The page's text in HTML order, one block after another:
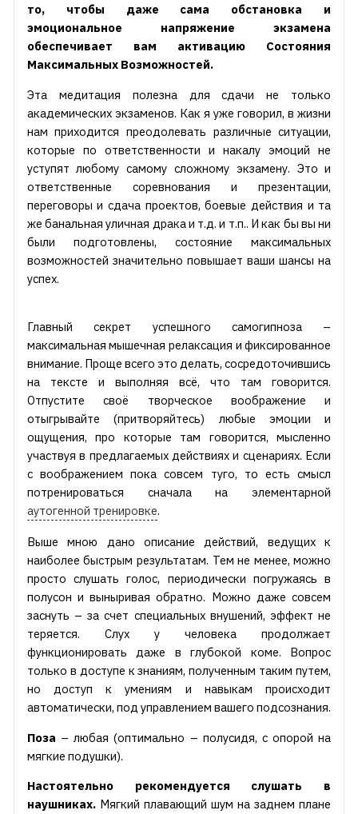
то, чтобы даже сама обстановка и
эмоциональное напряжение экзамена
обеспечивает вам активацию Состояния
Максимальных Возможностей.
Эта медитация полезна для сдачи не только
академических экзаменов. Как я уже говорил, в жизни
нам приходится преодолевать различные ситуации,
которые по ответственности и накалу эмоций не
уступят любому самому сложному экзамену. Это и
ответственные соревнования и презентации,
переговоры и сдача проектов, боевые действия и та
же банальная уличная драка и т.д. и т.п.. И как бы вы ни
были подготовлены, состояние максимальных
возможностей значительно повышает ваши шансы на
успех.
Главный секрет успешного самогипноза –
максимальная мышечная релаксация и фиксированное
внимание. Проще всего это делать, сосредоточившись
на тексте и выполняя всё, что там говорится.
Отпустите своё творческое воображение и
отыгрывайте (притворяйтесь) любые эмоции и
ощущения, про которые там говорится, мысленно
участвуя в предлагаемых действиях и сценариях. Если
с воображением пока совсем туго, то есть смысл
потренироваться сначала на элементарной
аутогенной тренировке.
Выше мною дано описание действий, ведущих к
наиболее быстрым результатам. Тем не менее, можно
просто слушать голос, периодически погружаясь в
полусон и выныривая обратно. Можно даже совсем
заснуть – за счет специальных внушений, эффект не
теряется. Слух у человека продолжает
функционировать даже в глубокой коме. Вопрос
только в доступе к знаниям, полученным таким путем,
но доступ к умениям и навыкам происходит
автоматически, под управлением вашего подсознания.
Поза – любая (оптимально – полусидя, с опорой на
мягкие подушки).
Настоятельно рекомендуется слушать в
наушниках.Мягкий плавающий шум на заднем плане